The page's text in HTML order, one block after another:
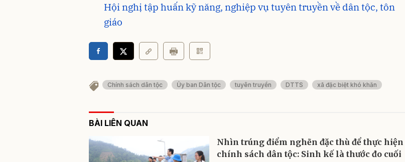
Hội nghị tập huấn kỹ năng, nghiệp vụ tuyên truyền về dân tộc, tôn
giáo
Chính sách dân tộc Ủy ban Dân tộc tuyên truyền DTTS xã đặc biệt khó khăn
BÀI LIÊN QUAN
Nhìn trúng điểm nghẽn đặc thù để thực hiện
chính sách dân tộc: Sinh kế là thước đo cuối